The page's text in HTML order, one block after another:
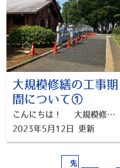
大規模修繕の工事期
間について①
こんにちは！ 大規模修繕工事専門店「修繕プランナー横浜」の梅津です。 GWも終わりましたが、ご体調はいかがでしょうか？ 私は、やっと体が日常に戻ってきたところです、、、。 弊社の本体では、 ログハウスの大規模修繕も絶賛施工がすすんでおります！ さて今回は、 大規模修繕の【工事期間を知るメリット】について紹介します。 工事期間については、3回に分けてお伝えしますので お付き合い頂ければと思います！ いざ工事を行うとなると、実際に暮らす住人の方の生活にも 影響がでるため大まかにでも工期を把握しておく必要があります。 修繕期間を知るメリットは５つです。 ①居住計画の調整 ②代替生活場所の手配 ③予算の計画 ④コミュニケーションと情報共有 ⑤予期せぬトラブルの回避 では、それぞれ見ていきましょう。 ・居住計画の調整 修繕工事による騒音や制約がある場合、 住民の方はその期間に合わせて生活を調整する必要があります。 例えば、幼いお子様がいる家庭や、 洗濯ものを外で干す方は影響を考慮しなければなりません。 修繕期間を事前に知ることで、住居者は必要な対策やスケジュールの調整を行うことができます。 ・代替生活場所の手配 大規模な修繕工事が行われる場合、 一時的な居住場所の手配が必要になることがあります。 修繕期間を把握することで、代替の住居を見つけるための時間や準備ができます。 ・予算の計画 修繕工事には費用がかかるため、修繕期間を知ることで、 予算を計画しやすくなります。 長期間の工事であれば、居住者は工事費用を分割して支払うための計画を立てることができます。 ・コミュニケーションと情報共有 修繕期間を知ることは、 住民の方や管理組合とのコミュニケーションや情報共有に役立ちます。 正確な情報を提供することで、不安や疑問を解消し、工事に対する理解を促進することができます。 ・予期せぬトラブルの回避 修繕期間を把握することで、 居住者はその期間において予期せぬトラブルや 問題を回避するための準備をすることができます。 例えば、貴重品や重要な書類の保管、ペットの一時預け先の手配などが該当します。 以上が、修繕期間を知ることのメリットになります。 修繕期間を知ることは、 住民の方や管理組合にとってスムーズな工事の実施や 生活の調整に役立ちます。 次回は、修繕規模と工期について紹介していこうと思います！ 横浜市で大規模修繕・防水工事の事でお悩みなら 「修繕プランナー横浜」までご相談下さい。 ▼お問い合わせはこちら！ 分かりやすく、相談しやすい！ 横浜市内に大規模修繕が気軽に相談できるショールームOPEN中！ ▼来店予約はこちら！
2023年5月12日 更新
« 先